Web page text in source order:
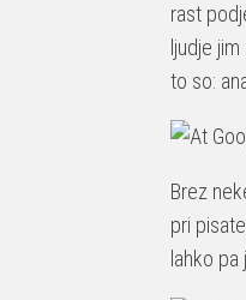
rast
ljudje
to so:
Brez
pri
lahko